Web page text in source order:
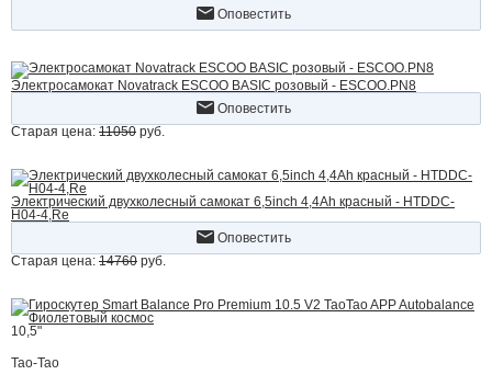
Оповестить
Электросамокат Novatrack ESCOO BASIC розовый - ESCOO.PN8
Оповестить
Старая цена: 11050 руб.
Электрический двухколесный самокат 6,5inch 4,4Ah красный - HTDDC-
H04-4,Re
Оповестить
Старая цена: 14760 руб.
10,5"
Tao-Tao